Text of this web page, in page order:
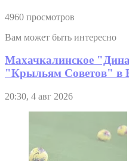
4960 просмотров
Вам может быть интересно
Махачкалинское
"Крыльям Советов" в
20:30, 4 авг 2026